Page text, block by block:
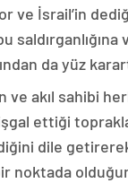
ve İsrail’in
saldırganlığına
da yüz
akıl sahibi
ettiği
dile
noktada